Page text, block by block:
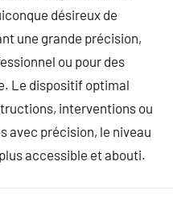
désireux de
une grande précision,
ou pour des
Le dispositif optimal
interventions ou
avec précision, le niveau
accessible et abouti.